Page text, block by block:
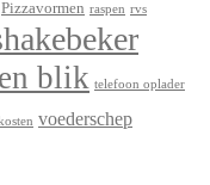
Pizzavormen raspen rvs
blik telefoon oplader
voederschep